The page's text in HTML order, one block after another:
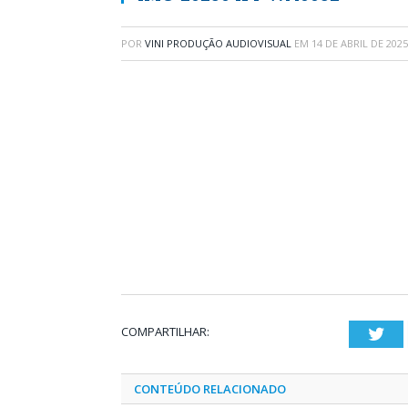
POR VINI PRODUÇÃO AUDIOVISUAL EM 14 DE ABRIL DE 2025
COMPARTILHAR:
CONTEÚDO RELACIONADO